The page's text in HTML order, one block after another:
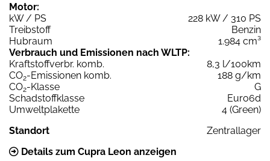
Motor:
kW / PS
228 kW / 310 PS
Treibstoff
Benzin
Hubraum
1.984 cm³
Verbrauch und Emissionen nach WLTP:
Kraftstoffverbr. komb.
8,3 l/100km
CO2-Emissionen komb.
188 g/km
CO2-Klasse
G
Schadstoffklasse
Euro6d
Umweltplakette
4 (Green)
Standort
Zentrallager
Details zum Cupra Leon anzeigen